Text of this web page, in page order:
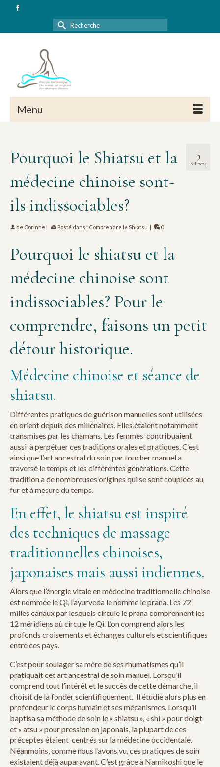
Rechercher :
Menu
5
SEP 2025
Pourquoi le Shiatsu et la
médecine chinoise sont-
ils indissociables?
de Corinne | Posté dans : Comprendre le Shiatsu | 0
Pourquoi le shiatsu et la
médecine chinoise sont
indissociables? Pour le
comprendre, faisons un petit
détour historique.
Médecine chinoise et séance de
shiatsu.
Différentes pratiques de guérison manuelles sont utilisées
en orient depuis des millénaires. Elles étaient notamment
transmises par les chamans. Les femmes contribuaient
aussi à perpétuer ces traditions orales et pratiques. C’est
ainsi que l’art ancestral du soin par toucher manuel a
traversé le temps et les différentes générations. Cette
tradition a de nombreuses origines qui se sont couplées au
fur et à mesure du temps.
En effet, le shiatsu est inspiré
des techniques de massage
traditionnelles chinoises,
japonaises mais aussi indiennes.
Alors que l’énergie vitale en médecine traditionnelle chinoise
est nommée le Qi, l’ayurveda le nomme le prana. Les 72
milles canaux par lesquels circule le prana comprennent les
12 méridiens où circule le Qi. L’on comprend alors les
profonds croisements et échanges culturels et scientifiques
entre ces pays.
C’est pour soulager sa mère de ses rhumatismes qu’il
pratiquait cet art ancestral de soin manuel. Lorsqu’il
comprend tout l’intérêt et le succès de cette démarche, il
choisit de la fonder scientifiquement. Il étudie alors plus en
profondeur le corps humain et ses mécanismes. Lorsqu’il
baptisa sa méthode de soin le « shiatsu », « shi » pour doigt
et « atsu » pour pression en japonais, la plupart de ces
préceptes étaient centrés sur la médecine occidentale.
Néanmoins, comme nous l’avons vu, ces pratiques de soin
existaient déjà auparavant. C’est grâce à Namikoshi que le